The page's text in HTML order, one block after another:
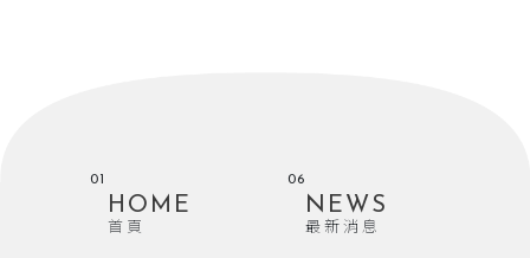
01
HOME
首頁
06
NEWS
最新消息